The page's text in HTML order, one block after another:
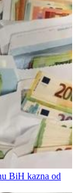
BiH kazna od